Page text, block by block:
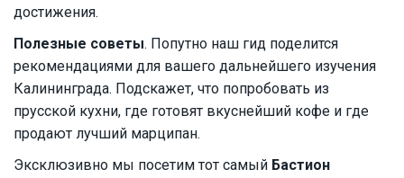
достижения.
Полезные советы. Попутно наш гид поделится
рекомендациями для вашего дальнейшего изучения
Калининграда. Подскажет, что попробовать из
прусской кухни, где готовят вкуснейший кофе и где
продают лучший марципан.
Эксклюзивно мы посетим тот самый Бастион